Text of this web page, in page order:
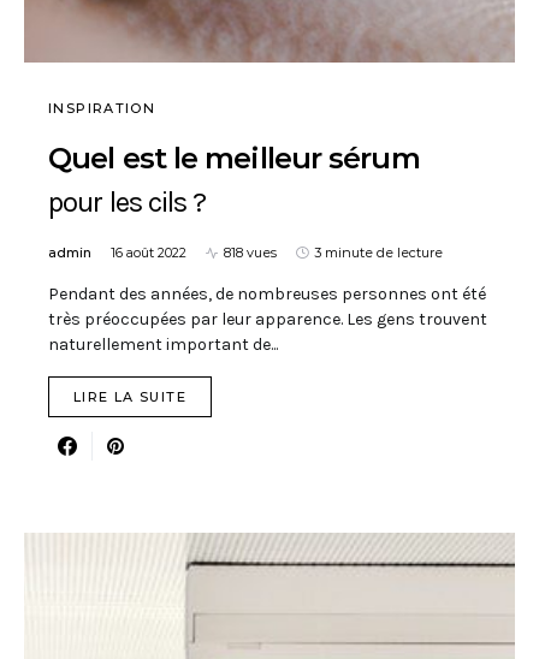
INSPIRATION
Quel est le meilleur sérum
pour les cils ?
admin 16 août 2022 818 vues 3 minute de lecture
Pendant des années, de nombreuses personnes ont été
très préoccupées par leur apparence. Les gens trouvent
naturellement important de...
LIRE LA SUITE